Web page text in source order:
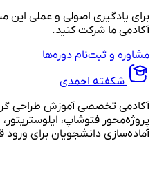
برای یادگیری اصولی و عملی این
آکادمی ما شرکت کنید.
مشاوره و ثبت‌نام دوره‌ها
شکفته احمدی
آکادمی تخصصی آموزش طراحی
آماده‌سازی دانشجویان برای ورود